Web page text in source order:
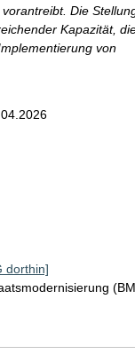
Die
Kapazität,
von
dorthin]